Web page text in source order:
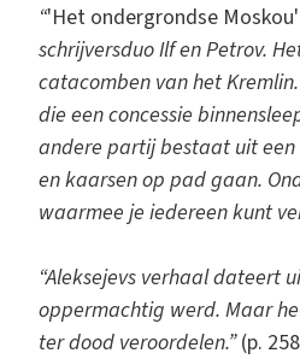
“'Het ondergrondse Moskou'
schrijversduo Ilf en Petrov.
catacomben van het
die een concessie
andere partij bestaat uit een
en kaarsen op pad gaan.
waarmee je iedereen kunt
“Aleksejevs verhaal dateert
oppermachtig werd. Maar
ter dood veroordelen.”(p.